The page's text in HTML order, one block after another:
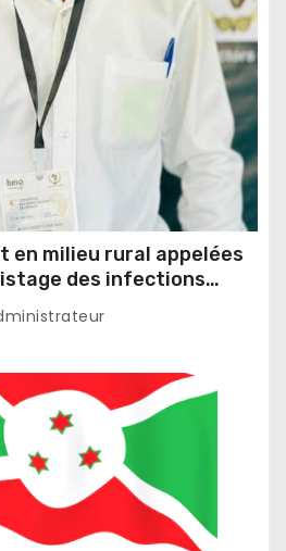
en milieu rural appelées
des infections